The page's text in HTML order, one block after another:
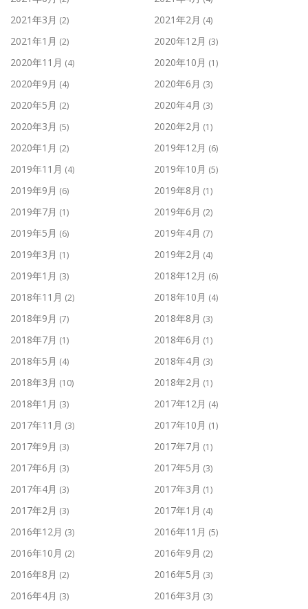
2021年3月 (2) 2021年2月 (4)
2021年1月 (2) 2020年12月 (3)
2020年11月 (4) 2020年10月 (1)
2020年9月 (4) 2020年6月 (3)
2020年5月 (2) 2020年4月 (3)
2020年3月 (5) 2020年2月 (1)
2020年1月 (2) 2019年12月 (6)
2019年11月 (4) 2019年10月 (5)
2019年9月 (6) 2019年8月 (1)
2019年7月 (1) 2019年6月 (2)
2019年5月 (6) 2019年4月 (7)
2019年3月 (1) 2019年2月 (4)
2019年1月 (3) 2018年12月 (6)
2018年11月 (2) 2018年10月 (4)
2018年9月 (7) 2018年8月 (3)
2018年7月 (1) 2018年6月 (1)
2018年5月 (4) 2018年4月 (3)
2018年3月 (10) 2018年2月 (1)
2018年1月 (3) 2017年12月 (4)
2017年11月 (3) 2017年10月 (1)
2017年9月 (3) 2017年7月 (1)
2017年6月 (3) 2017年5月 (3)
2017年4月 (3) 2017年3月 (1)
2017年2月 (3) 2017年1月 (4)
2016年12月 (3) 2016年11月 (5)
2016年10月 (2) 2016年9月 (2)
2016年8月 (2) 2016年5月 (3)
2016年4月 (3) 2016年3月 (3)